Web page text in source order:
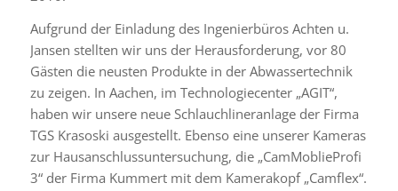
Aufgrund der Einladung des Ingenierbüros Achten u.
Jansen stell­ten wir uns der Herausforderung, vor 80
Gästen die neus­ten Produkte in der Abwassertechnik
zu zeigen. In Aachen, im Technologiecenter „AGIT“,
haben wir unsere neue Schlauchlineranlage der Firma
TGS Krasoski ausge­stellt. Ebenso eine unse­rer Kameras
zur Hausanschlussuntersuchung, die „CamMoblieProfi
3“ der Firma Kummert mit dem Kamerakopf „Camflex“.